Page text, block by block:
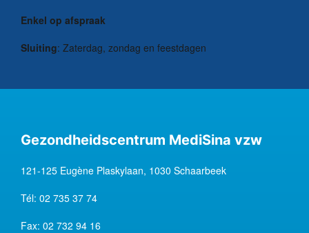
Enkel op afspraak
Sluiting: Zaterdag, zondag en feestdagen
Gezondheidscentrum MediSina vzw
121-125 Eugène Plaskylaan, 1030 Schaarbeek
Tél: 02 735 37 74
Fax: 02 732 94 16